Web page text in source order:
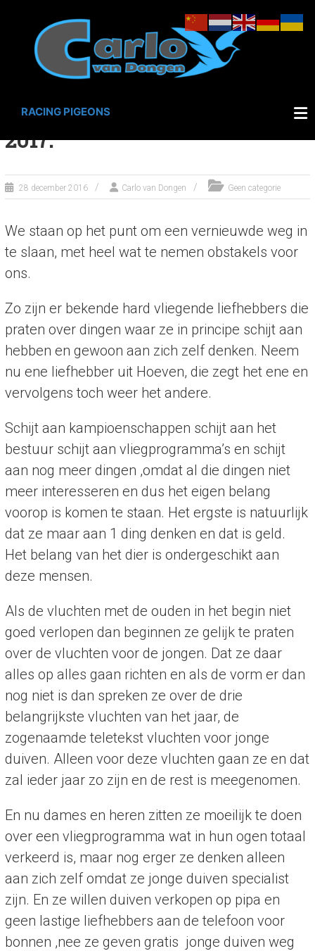
inhoud
RACING PIGEONS
Vernieuwing duivensport
2017.
28 december 2016 Carlo van Dongen Geen categorie
We staan op het punt om een vernieuwde weg in
te slaan, met heel wat te nemen obstakels voor
ons.
Zo zijn er bekende hard vliegende liefhebbers die
praten over dingen waar ze in principe schijt aan
hebben en gewoon aan zich zelf denken. Neem
nu ene liefhebber uit Hoeven, die zegt het ene en
vervolgens toch weer het andere.
Schijt aan kampioenschappen schijt aan het
bestuur schijt aan vliegprogramma’s en schijt
aan nog meer dingen ,omdat al die dingen niet
meer interesseren en dus het eigen belang
voorop is komen te staan. Het ergste is natuurlijk
dat ze maar aan 1 ding denken en dat is geld.
Het belang van het dier is ondergeschikt aan
deze mensen.
Als de vluchten met de ouden in het begin niet
goed verlopen dan beginnen ze gelijk te praten
over de vluchten voor de jongen. Dat ze daar
alles op alles gaan richten en als de vorm er dan
nog niet is dan spreken ze over de drie
belangrijkste vluchten van het jaar, de
zogenaamde teletekst vluchten voor jonge
duiven. Alleen voor deze vluchten gaan ze en dat
zal ieder jaar zo zijn en de rest is meegenomen.
En nu dames en heren zitten ze moeilijk te doen
over een vliegprogramma wat in hun ogen totaal
verkeerd is, maar nog erger ze denken alleen
aan zich zelf omdat ze jonge duiven specialist
zijn. En ze willen duiven verkopen op pipa en
geen lastige liefhebbers aan de telefoon voor
bonnen ,nee ze geven gratis jonge duiven weg